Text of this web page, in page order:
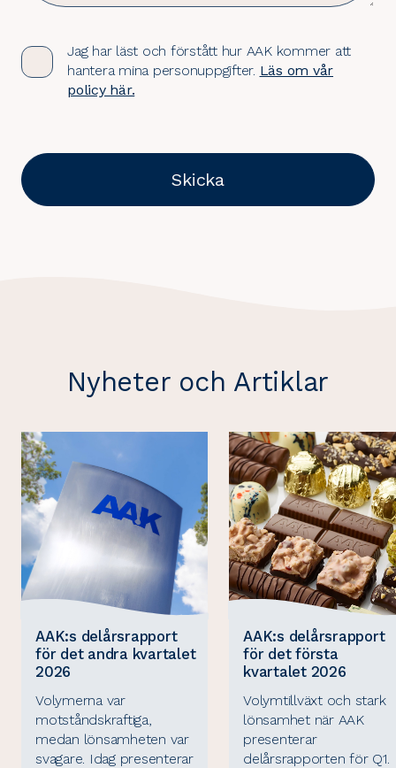
Jag har läst och förstått hur AAK kommer att
hantera mina personuppgifter. Läs om vår
policy här.
Skicka
Nyheter och Artiklar
AAK:s delårsrapport
för det andra kvartalet
2026
Volymerna var
motståndskraftiga,
medan lönsamheten var
svagare. Idag presenterar
AAK:s delårsrapport
för det första
kvartalet 2026
Volymtillväxt och stark
lönsamhet när AAK
presenterar
delårsrapporten för Q1.